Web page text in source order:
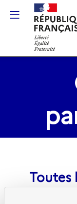
Toutes
Gestion des cookies